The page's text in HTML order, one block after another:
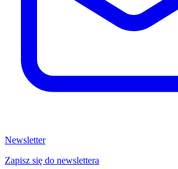
Newsletter
Zapisz się do newslettera